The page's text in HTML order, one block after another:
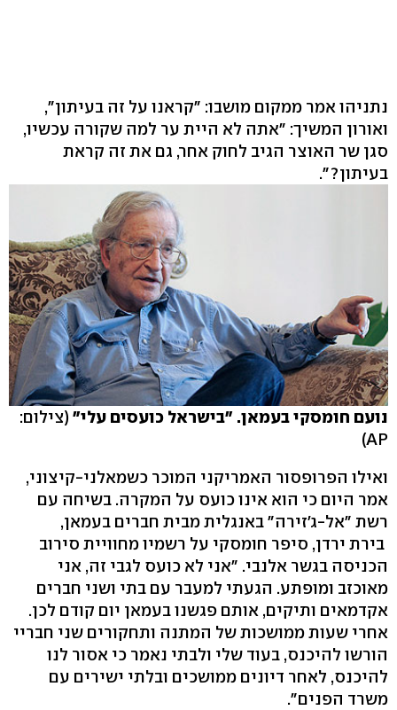
נתניהו אמר ממקום מושבו: "קראנו על זה בעיתון",
ואורון המשיך: "אתה לא היית ער למה שקורה עכשיו,
סגן שר האוצר הגיב לחוק אחר, גם את זה קראת
בעיתון?".
נועם חומסקי בעמאן. "בישראל כועסים עלי" (צילום:
AP)
ואילו הפרופסור האמריקני המוכר כשמאלני-קיצוני,
אמר היום כי הוא אינו כועס על המקרה. בשיחה עם
רשת "אל-ג'זירה" באנגלית מבית חברים בעמאן,
בירת ירדן, סיפר חומסקי על רשמיו מחוויית סירוב
הכניסה בגשר אלנבי. "אני לא כועס לגבי זה, אני
מאוכזב ומופתע. הגעתי למעבר עם בתי ושני חברים
אקדמאים ותיקים, אותם פגשנו בעמאן יום קודם לכן.
אחרי שעות ממושכות של המתנה ותחקורים שני חבריי
הורשו להיכנס, בעוד שלי ולבתי נאמר כי אסור לנו
להיכנס, לאחר דיונים ממושכים ובלתי ישירים עם
משרד הפנים".